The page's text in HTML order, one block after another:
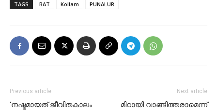
TAGS BAT Kollam PUNALUR
Previous article
‘നഷ്ടമായത് ജീവിതകാലം
Next article
മിഠായി വാങ്ങിത്തരാമെന്ന്